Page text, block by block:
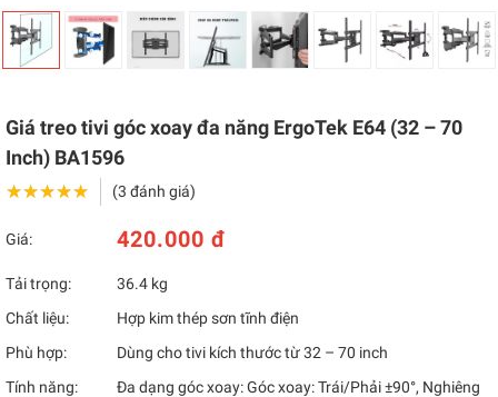
Giá treo tivi góc xoay đa năng ErgoTek E64 (32 – 70
Inch) BA1596
★★★★★
★★★★★ (3 đánh giá)
Giá: 420.000 đ
Tải trọng:
36.4 kg
Chất liệu:
Hợp kim thép sơn tĩnh điện
Phù hợp:
Dùng cho tivi kích thước từ 32 – 70 inch
Tính năng:
Đa dạng góc xoay: Góc xoay: Trái/Phải ±90°, Nghiêng